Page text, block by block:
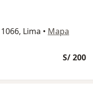
Lima • Mapa
S/ 200